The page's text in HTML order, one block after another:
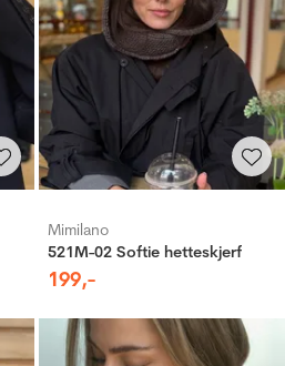
Mimilano
521M-02 Softie hetteskjerf
199,-